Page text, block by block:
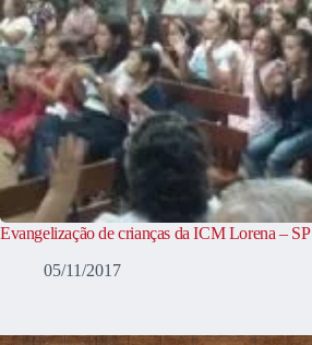
Evangelização de crianças da ICM Lorena – SP
05/11/2017